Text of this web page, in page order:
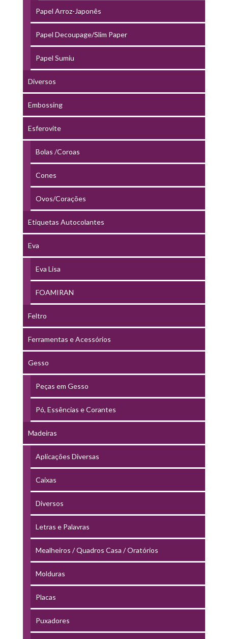
Papel Arroz-Japonês
Papel Decoupage/Slim Paper
Papel Sumiu
Diversos
Embossing
Esferovite
Bolas /Coroas
Cones
Ovos/Corações
Etiquetas Autocolantes
Eva
Eva Lisa
FOAMIRAN
Feltro
Ferramentas e Acessórios
Gesso
Peças em Gesso
Pó, Essências e Corantes
Madeiras
Aplicações Diversas
Caixas
Diversos
Letras e Palavras
Mealheiros / Quadros Casa / Oratórios
Molduras
Placas
Puxadores